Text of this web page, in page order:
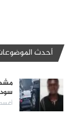
أحدث
أغسطس